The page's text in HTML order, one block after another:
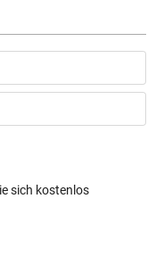
sich kostenlos